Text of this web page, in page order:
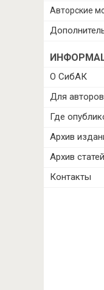
Авторские
О СибАК
Для авторов
Где
Архив
Архив статей
Контакты